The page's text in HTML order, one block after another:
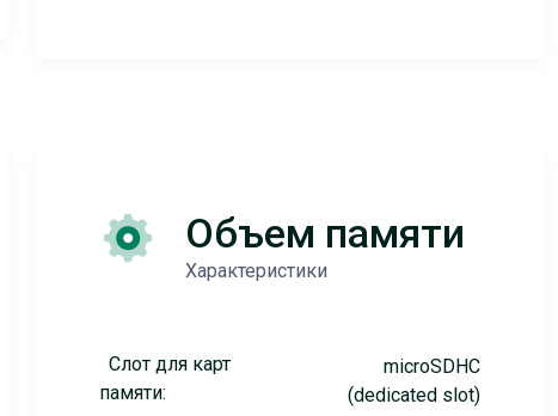
Объем памяти
Характеристики
Слот для карт
памяти:
microSDHC
(dedicated slot)